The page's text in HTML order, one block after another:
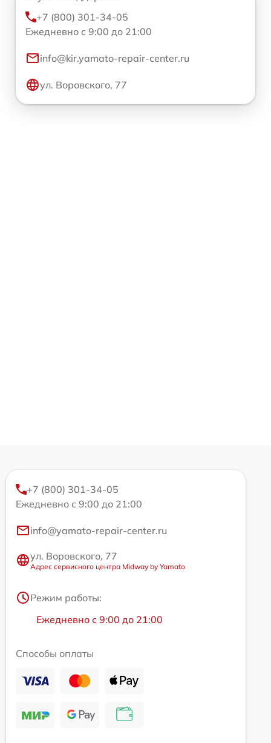
+7 (800) 301-34-05
Ежедневно с 9:00 до 21:00
info@kir.yamato-repair-center.ru
ул. Воровского, 77
+7 (800) 301-34-05
Ежедневно с 9:00 до 21:00
info@yamato-repair-center.ru
ул. Воровского, 77
Адрес сервисного центра Midway by Yamato
Режим работы:
Ежедневно с 9:00 до 21:00
Способы оплаты